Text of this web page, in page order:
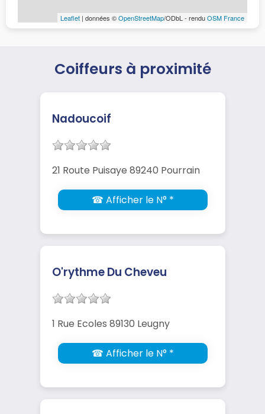
Leaflet | données ©OpenStreetMap/ODbL - renduOSM France
Coiffeurs à proximité
Nadoucoif
21 Route Puisaye 89240 Pourrain
☎ Afficher le N° *
O'rythme Du Cheveu
1 Rue Ecoles 89130 Leugny
☎ Afficher le N° *